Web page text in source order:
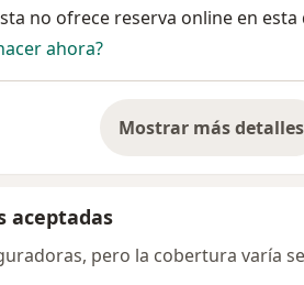
no ofrece reserva online en
ahora?
Mostrar más detalles
sobre la
aceptadas
pero la cobertura varía